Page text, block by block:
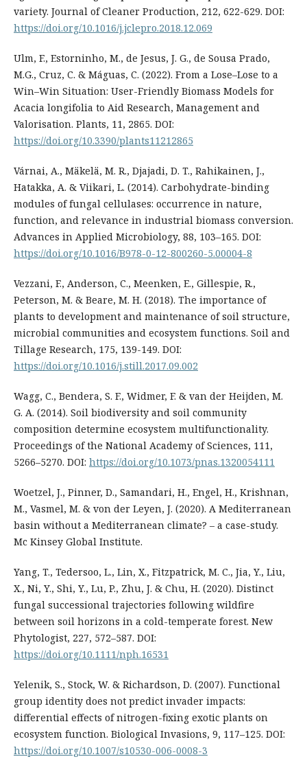
variety. Journal of Cleaner Production, 212, 622-629. DOI:
https://doi.org/10.1016/j.jclepro.2018.12.069
Ulm, F., Estorninho, M., de Jesus, J. G., de Sousa Prado,
M.G., Cruz, C. & Máguas, C. (2022). From a Lose–Lose to a
Win–Win Situation: User-Friendly Biomass Models for
Acacia longifolia to Aid Research, Management and
Valorisation. Plants, 11, 2865. DOI:
https://doi.org/10.3390/plants11212865
Várnai, A., Mäkelä, M. R., Djajadi, D. T., Rahikainen, J.,
Hatakka, A. & Viikari, L. (2014). Carbohydrate-binding
modules of fungal cellulases: occurrence in nature,
function, and relevance in industrial biomass conversion.
Advances in Applied Microbiology, 88, 103–165. DOI:
https://doi.org/10.1016/B978-0-12-800260-5.00004-8
Vezzani, F., Anderson, C., Meenken, E., Gillespie, R.,
Peterson, M. & Beare, M. H. (2018). The importance of
plants to development and maintenance of soil structure,
microbial communities and ecosystem functions. Soil and
Tillage Research, 175, 139-149. DOI:
https://doi.org/10.1016/j.still.2017.09.002
Wagg, C., Bendera, S. F., Widmer, F. & van der Heijden, M.
G. A. (2014). Soil biodiversity and soil community
composition determine ecosystem multifunctionality.
Proceedings of the National Academy of Sciences, 111,
5266–5270. DOI: https://doi.org/10.1073/pnas.1320054111
Woetzel, J., Pinner, D., Samandari, H., Engel, H., Krishnan,
M., Vasmel, M. & von der Leyen, J. (2020). A Mediterranean
basin without a Mediterranean climate? – a case-study.
Mc Kinsey Global Institute.
Yang, T., Tedersoo, L., Lin, X., Fitzpatrick, M. C., Jia, Y., Liu,
X., Ni, Y., Shi, Y., Lu, P., Zhu, J. & Chu, H. (2020). Distinct
fungal successional trajectories following wildfire
between soil horizons in a cold-temperate forest. New
Phytologist, 227, 572–587. DOI:
https://doi.org/10.1111/nph.16531
Yelenik, S., Stock, W. & Richardson, D. (2007). Functional
group identity does not predict invader impacts:
differential effects of nitrogen-ﬁxing exotic plants on
ecosystem function. Biological Invasions, 9, 117–125. DOI:
https://doi.org/10.1007/s10530-006-0008-3